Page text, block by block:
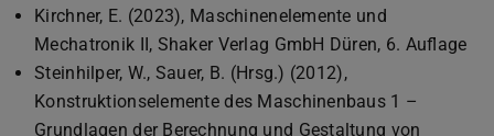
Kirchner, E. (2023), Maschinenelemente und
Mechatronik II, Shaker Verlag GmbH Düren, 6. Auflage
Steinhilper, W., Sauer, B. (Hrsg.) (2012),
Konstruktionselemente des Maschinenbaus 1 –
Grundlagen der Berechnung und Gestaltung von